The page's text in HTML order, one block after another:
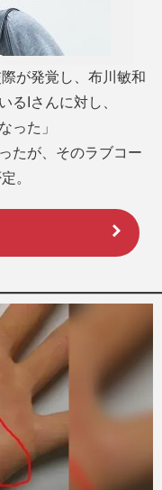
が発覚し、布川敏和
るIさんに対し、
った」
たが、そのラブコー
。